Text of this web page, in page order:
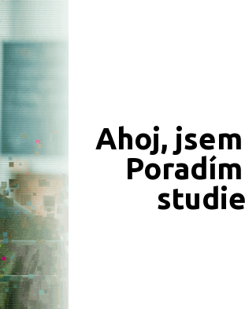
Ahoj,
15 000 Kč/rok, další ročníky 8 000